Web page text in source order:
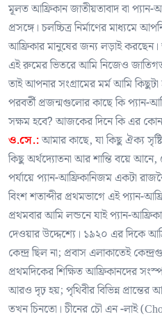
মূলত আফ্রিকান জাতীয়তাবাদ বা
প্রসঙ্গে। চলচ্চিত্র নির্মাণের মাধ্যমে
আফ্রিকার মানুষের জন্য লড়াই
এই রুমের ভিতরে আমি নিজেও
তাই আপনার সংগ্রামের মর্ম আমি
পরবর্তী প্রজন্মগুলোর কাছে কি প্যান-
সক্ষম হবে? আজকের দিনে কি এর
ও.সে.:আমার কাছে, যা কিছু ঐক্য
কিছু অর্থদ্যোতনা আর শান্তি বয়ে
পর্যায়ে প্যান-আফ্রিকানিজম একটা
বিংশ শতাব্দীর প্রথমভাগে এই প্যান-
প্রথমবার আমি লন্ডনে যাই প্যান-
দেওয়ার উদ্দেশ্যে। ১৯২০ এর দিকে
কেন্দ্র ছিল না; প্রবাস এলাকাতেই
প্রথমদিকের শিক্ষিত আফ্রিকানদের
আরও দৃঢ় হয়; পৃথিবীর বিভিন্ন
তখন চিনতো। চীনের চৌ এন -লাই